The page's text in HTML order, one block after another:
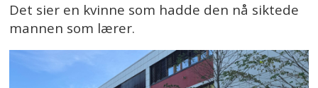
Det sier en kvinne som hadde den nå siktede
mannen som lærer.